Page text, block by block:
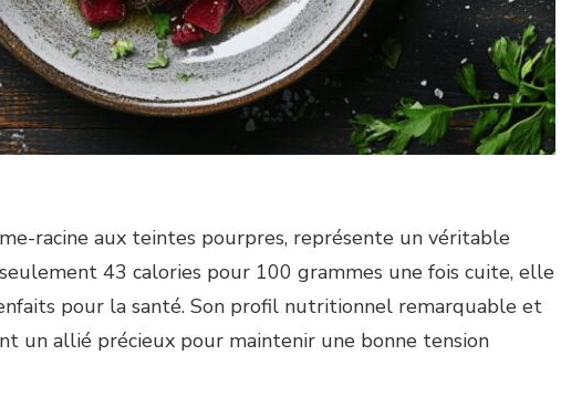
racine aux teintes pourpres, représente un véritable
43 calories pour 100 grammes une fois cuite, elle
pour la santé. Son profil nutritionnel remarquable et
un allié précieux pour maintenir une bonne tension